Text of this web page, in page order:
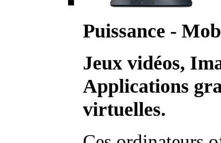
Puissance -
Jeux vidéos,
Applications
virtuelles.